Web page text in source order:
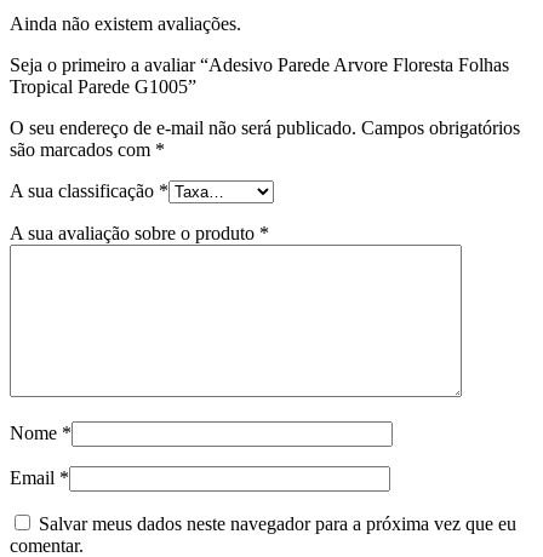
Ainda não existem avaliações.
Seja o primeiro a avaliar “Adesivo Parede Arvore Floresta Folhas
Tropical Parede G1005”
O seu endereço de e-mail não será publicado. Campos obrigatórios
são marcados com *
A sua classificação *
A sua avaliação sobre o produto *
Nome *
Email *
Salvar meus dados neste navegador para a próxima vez que eu
comentar.